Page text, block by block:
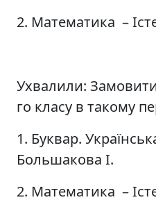
2. Математика –
Ухвалили:
го класу в такому
1. Буквар.
Большакова І.
2. Математика –